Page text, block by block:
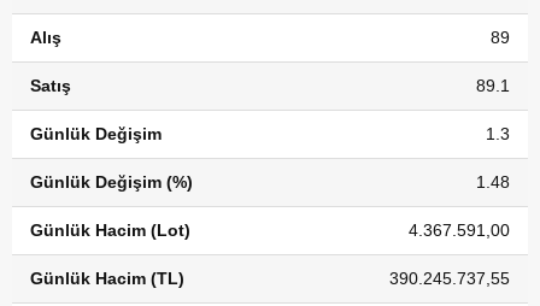
Alış 89
Satış 89.1
Günlük Değişim 1.3
Günlük Değişim (%) 1.48
Günlük Hacim (Lot) 4.367.591,00
Günlük Hacim (TL) 390.245.737,55